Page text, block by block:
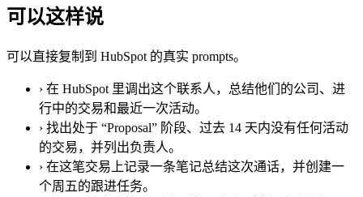
可以这样说
可以直接复制到 HubSpot 的真实 prompts。
› 在 HubSpot 里调出这个联系人，总结他们的公司、进
行中的交易和最近一次活动。
› 找出处于 “Proposal” 阶段、过去 14 天内没有任何活动
的交易，并列出负责人。
› 在这笔交易上记录一条笔记总结这次通话，并创建一
个周五的跟进任务。